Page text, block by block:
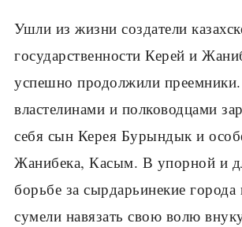
Ушли из жизни создатели
государственности Керей и
успешно продолжили
властелинами и полководцами
себя сын Керея Бурындык и
Жанибека, Касым. В упорной и
борьбе за сырдарьинекие
сумели навязать свою волю